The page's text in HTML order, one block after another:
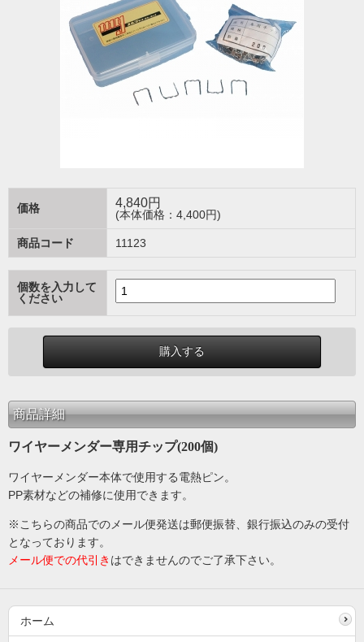
価格 4,840円
(本体価格：4,400円)
商品コード 11123
個数を入力して
ください
商品詳細
ワイヤーメンダー専用チップ(200個)
ワイヤーメンダー本体で使用する電熱ピン。
PP素材などの補修に使用できます。
※こちらの商品でのメール便発送は郵便振替、銀行振込のみの受付
となっております。
メール便での代引き はできませんのでご了承下さい。
ホーム